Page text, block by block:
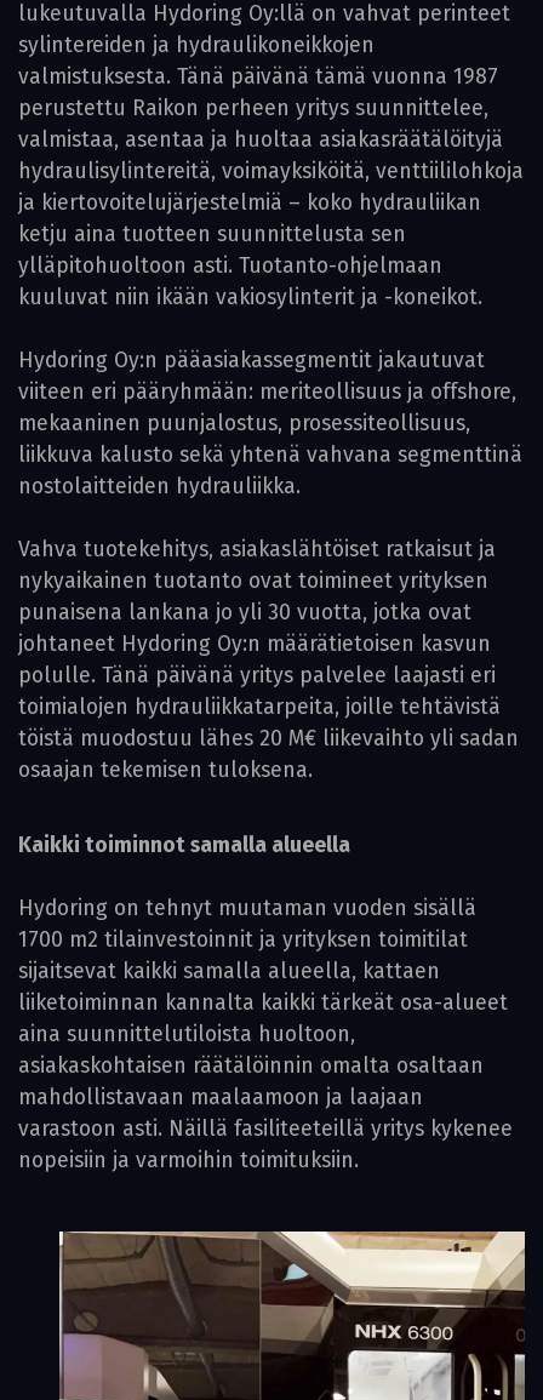
lukeutuvalla Hydoring Oy:llä on vahvat perinteet
sylintereiden ja hydraulikoneikkojen
valmistuksesta. Tänä päivänä tämä vuonna 1987
perustettu Raikon perheen yritys suunnittelee,
valmistaa, asentaa ja huoltaa asiakasräätälöityjä
hydraulisylintereitä, voimayksiköitä, venttiililohkoja
ja kiertovoitelujärjestelmiä – koko hydrauliikan
ketju aina tuotteen suunnittelusta sen
ylläpitohuoltoon asti. Tuotanto-ohjelmaan
kuuluvat niin ikään vakiosylinterit ja -koneikot.
Hydoring Oy:n pääasiakassegmentit jakautuvat
viiteen eri pääryhmään: meriteollisuus ja offshore,
mekaaninen puunjalostus, prosessiteollisuus,
liikkuva kalusto sekä yhtenä vahvana segmenttinä
nostolaitteiden hydrauliikka.
Vahva tuotekehitys, asiakaslähtöiset ratkaisut ja
nykyaikainen tuotanto ovat toimineet yrityksen
punaisena lankana jo yli 30 vuotta, jotka ovat
johtaneet Hydoring Oy:n määrätietoisen kasvun
polulle. Tänä päivänä yritys palvelee laajasti eri
toimialojen hydrauliikkatarpeita, joille tehtävistä
töistä muodostuu lähes 20 M€ liikevaihto yli sadan
osaajan tekemisen tuloksena.
Kaikki toiminnot samalla alueella
Hydoring on tehnyt muutaman vuoden sisällä
1700 m2 tilainvestoinnit ja yrityksen toimitilat
sijaitsevat kaikki samalla alueella, kattaen
liiketoiminnan kannalta kaikki tärkeät osa-alueet
aina suunnittelutiloista huoltoon,
asiakaskohtaisen räätälöinnin omalta osaltaan
mahdollistavaan maalaamoon ja laajaan
varastoon asti. Näillä fasiliteeteillä yritys kykenee
nopeisiin ja varmoihin toimituksiin.